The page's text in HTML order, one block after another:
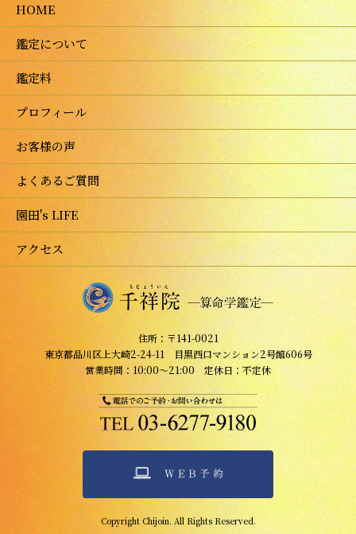
HOME
鑑定について
鑑定料
プロフィール
お客様の声
よくあるご質問
園田's LIFE
アクセス
住所：〒141-0021
東京都品川区上大崎2-24-11 目黒西口マンション2号館606号
営業時間：10:00～21:00 定休日：不定休
Copyright Chijoin. All Rights Reserved.